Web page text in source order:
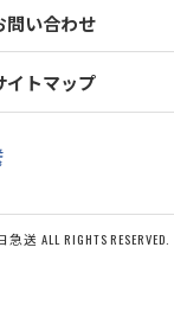
問い合わせ
イトマップ
ALL RIGHTS RESERVED.